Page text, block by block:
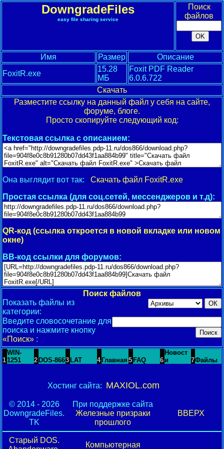
DowngradeFiles
easy file sharing service
Поиск
файлов
Имя Размер
Описание
FoxitR.exe
15.28
МБ
Foxit PDF Reader
6.0.6.722
Скачать
Разместите ссылку на данный файл у себя на сайте,
форуме, блоге.
Просто скопируйте следующий код:
Текстовая ссылка с описанием:
Она выглядит вот так: Скачать файл FoxitR.exe
Простая ссылка (для соц.сетей, мессенджеров и т.д):
QR-код (ссылка откроется в новой вкладке или новом
окне)
BB-код ссылки для форумов:
Поиск файлов
Показать файлы из
категории:
Введите словосочетание для
поиска и нажмите кнопку
«Поиск» :
1
WIN-
1251
2 DOS-8663 LAT 4 Главная 5 FAQ 6
Новост
и
7Файлы
Хостинг сайта: MAXIOL.com
© 2014 - 2026
DowngradeFiles.
TK
При поддержке сайта
Железные призраки
прошлого
ВВЕРХ
Старый DOS.
Компьютерная